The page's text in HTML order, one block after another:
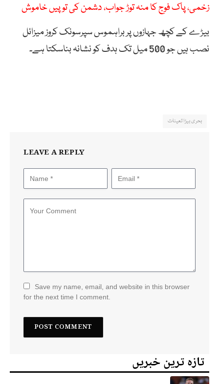
زخمی، پاک فوج کا منہ توڑ جواب، دشمن کی توپیں خاموش
بیڑے کے کچھ جہازوں پر براہموس سپرسونک کروز میزائل
نصب ہیں جو 500 میل تک ہدف کو نشانہ بناسکتا ہے۔
بحری بیڑا تعینات
LEAVE A REPLY
Save my name, email, and website in this browser
for the next time I comment.
تازہ ترین خبریں